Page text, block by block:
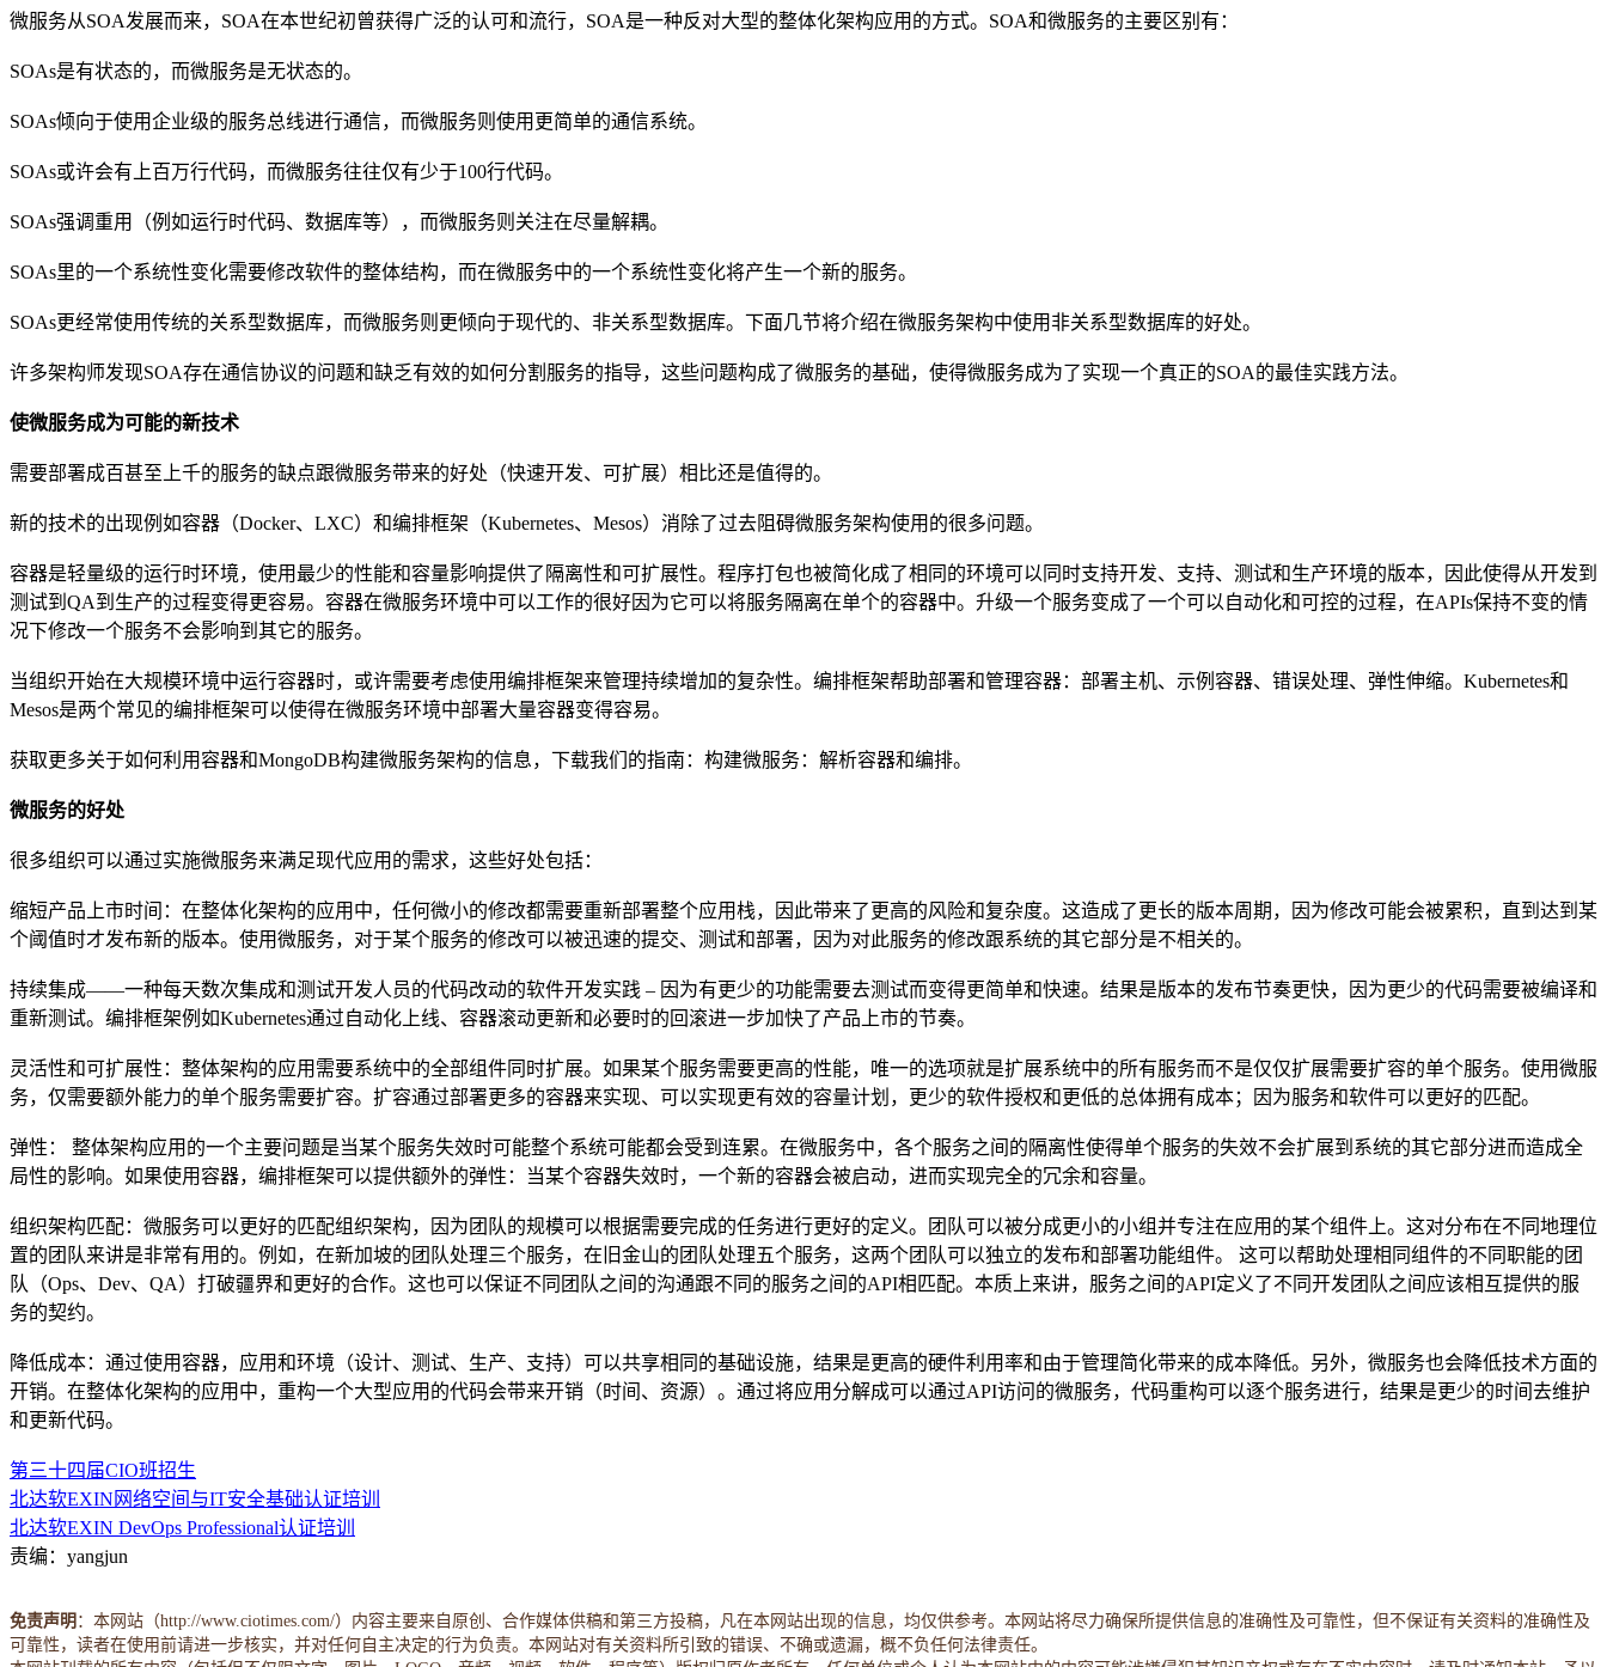
微服务从SOA发展而来，SOA在本世纪初曾获得广泛的认可和流行，SOA是一种反对大型的整体化架构应用的方式。SOA和微服务的主要区别有：
SOAs是有状态的，而微服务是无状态的。
SOAs倾向于使用企业级的服务总线进行通信，而微服务则使用更简单的通信系统。
SOAs或许会有上百万行代码，而微服务往往仅有少于100行代码。
SOAs强调重用（例如运行时代码、数据库等），而微服务则关注在尽量解耦。
SOAs里的一个系统性变化需要修改软件的整体结构，而在微服务中的一个系统性变化将产生一个新的服务。
SOAs更经常使用传统的关系型数据库，而微服务则更倾向于现代的、非关系型数据库。下面几节将介绍在微服务架构中使用非关系型数据库的好处。
许多架构师发现SOA存在通信协议的问题和缺乏有效的如何分割服务的指导，这些问题构成了微服务的基础，使得微服务成为了实现一个真正的SOA的最佳实践方法。
使微服务成为可能的新技术
需要部署成百甚至上千的服务的缺点跟微服务带来的好处（快速开发、可扩展）相比还是值得的。
新的技术的出现例如容器（Docker、LXC）和编排框架（Kubernetes、Mesos）消除了过去阻碍微服务架构使用的很多问题。
容器是轻量级的运行时环境，使用最少的性能和容量影响提供了隔离性和可扩展性。程序打包也被简化成了相同的环境可以同时支持开发、支持、测试和生产环境的版本，因此使得从开发到
测试到QA到生产的过程变得更容易。容器在微服务环境中可以工作的很好因为它可以将服务隔离在单个的容器中。升级一个服务变成了一个可以自动化和可控的过程，在APIs保持不变的情
况下修改一个服务不会影响到其它的服务。
当组织开始在大规模环境中运行容器时，或许需要考虑使用编排框架来管理持续增加的复杂性。编排框架帮助部署和管理容器：部署主机、示例容器、错误处理、弹性伸缩。Kubernetes和
Mesos是两个常见的编排框架可以使得在微服务环境中部署大量容器变得容易。
获取更多关于如何利用容器和MongoDB构建微服务架构的信息，下载我们的指南：构建微服务：解析容器和编排。
微服务的好处
很多组织可以通过实施微服务来满足现代应用的需求，这些好处包括：
缩短产品上市时间：在整体化架构的应用中，任何微小的修改都需要重新部署整个应用栈，因此带来了更高的风险和复杂度。这造成了更长的版本周期，因为修改可能会被累积，直到达到某
个阈值时才发布新的版本。使用微服务，对于某个服务的修改可以被迅速的提交、测试和部署，因为对此服务的修改跟系统的其它部分是不相关的。
持续集成——一种每天数次集成和测试开发人员的代码改动的软件开发实践 – 因为有更少的功能需要去测试而变得更简单和快速。结果是版本的发布节奏更快，因为更少的代码需要被编译和
重新测试。编排框架例如Kubernetes通过自动化上线、容器滚动更新和必要时的回滚进一步加快了产品上市的节奏。
灵活性和可扩展性：整体架构的应用需要系统中的全部组件同时扩展。如果某个服务需要更高的性能，唯一的选项就是扩展系统中的所有服务而不是仅仅扩展需要扩容的单个服务。使用微服
务，仅需要额外能力的单个服务需要扩容。扩容通过部署更多的容器来实现、可以实现更有效的容量计划，更少的软件授权和更低的总体拥有成本；因为服务和软件可以更好的匹配。
弹性： 整体架构应用的一个主要问题是当某个服务失效时可能整个系统可能都会受到连累。在微服务中，各个服务之间的隔离性使得单个服务的失效不会扩展到系统的其它部分进而造成全
局性的影响。如果使用容器，编排框架可以提供额外的弹性：当某个容器失效时，一个新的容器会被启动，进而实现完全的冗余和容量。
组织架构匹配：微服务可以更好的匹配组织架构，因为团队的规模可以根据需要完成的任务进行更好的定义。团队可以被分成更小的小组并专注在应用的某个组件上。这对分布在不同地理位
置的团队来讲是非常有用的。例如，在新加坡的团队处理三个服务，在旧金山的团队处理五个服务，这两个团队可以独立的发布和部署功能组件。 这可以帮助处理相同组件的不同职能的团
队（Ops、Dev、QA）打破疆界和更好的合作。这也可以保证不同团队之间的沟通跟不同的服务之间的API相匹配。本质上来讲，服务之间的API定义了不同开发团队之间应该相互提供的服
务的契约。
降低成本：通过使用容器，应用和环境（设计、测试、生产、支持）可以共享相同的基础设施，结果是更高的硬件利用率和由于管理简化带来的成本降低。另外，微服务也会降低技术方面的
开销。在整体化架构的应用中，重构一个大型应用的代码会带来开销（时间、资源）。通过将应用分解成可以通过API访问的微服务，代码重构可以逐个服务进行，结果是更少的时间去维护
和更新代码。
第三十四届CIO班招生
北达软EXIN网络空间与IT安全基础认证培训
北达软EXIN DevOps Professional认证培训
责编：yangjun
免责声明 ：本网站（http://www.ciotimes.com/）内容主要来自原创、合作媒体供稿和第三方投稿，凡在本网站出现的信息，均仅供参考。本网站将尽力确保所提供信息的准确性及可靠性，但不保证有关资料的准确性及
可靠性，读者在使用前请进一步核实，并对任何自主决定的行为负责。本网站对有关资料所引致的错误、不确或遗漏，概不负任何法律责任。